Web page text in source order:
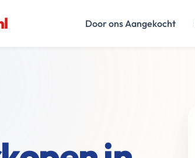
Door ons Aangekocht